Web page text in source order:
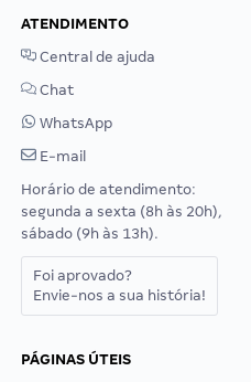
ATENDIMENTO
Central de ajuda
Chat
WhatsApp
E-mail
Horário de atendimento:
segunda a sexta (8h às 20h),
sábado (9h às 13h).
Foi aprovado?
Envie-nos a sua história!
PÁGINAS ÚTEIS